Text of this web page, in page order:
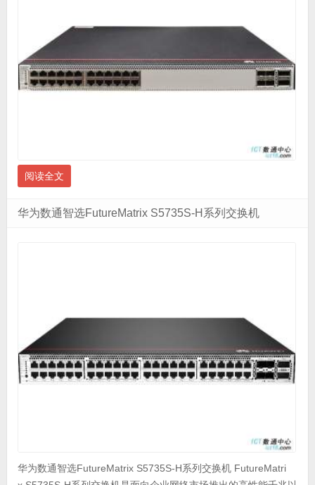
阅读全文
华为数通智选FutureMatrix S5735S-H系列交换机
华为数通智选FutureMatrix S5735S-H系列交换机 FutureMatri